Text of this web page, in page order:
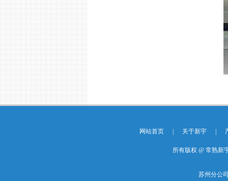
网站首页 关于新宇
所有版权 @ 常熟新
苏州分公